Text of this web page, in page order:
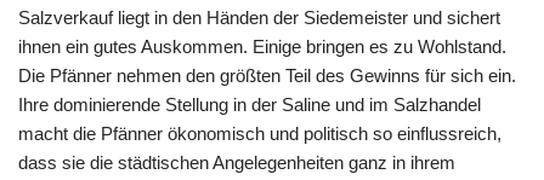
Salzverkauf liegt in den Händen der Siedemeister und sichert
ihnen ein gutes Auskommen. Einige bringen es zu Wohlstand.
Die Pfänner nehmen den größten Teil des Gewinns für sich ein.
Ihre dominierende Stellung in der Saline und im Salzhandel
macht die Pfänner ökonomisch und politisch so einflussreich,
dass sie die städtischen Angelegenheiten ganz in ihrem